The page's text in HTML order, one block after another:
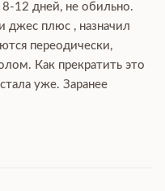
12 дней, не обильно.
джес плюс , назначил
переодически,
Как прекратить это
уже. Заранее